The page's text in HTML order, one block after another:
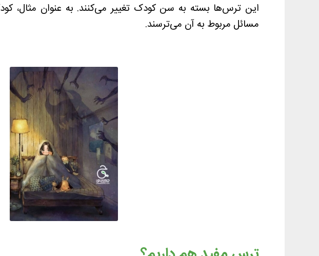
مسائل مربوط به آن می‌ترسند.